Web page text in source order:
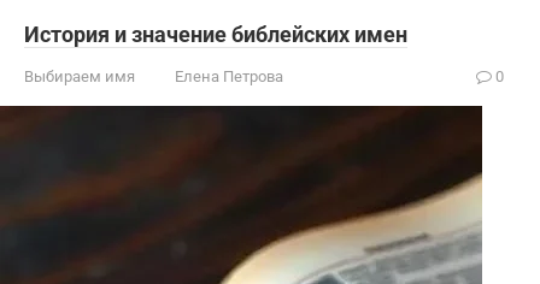
История и значение библейских имен
Выбираем имя Елена Петрова 0